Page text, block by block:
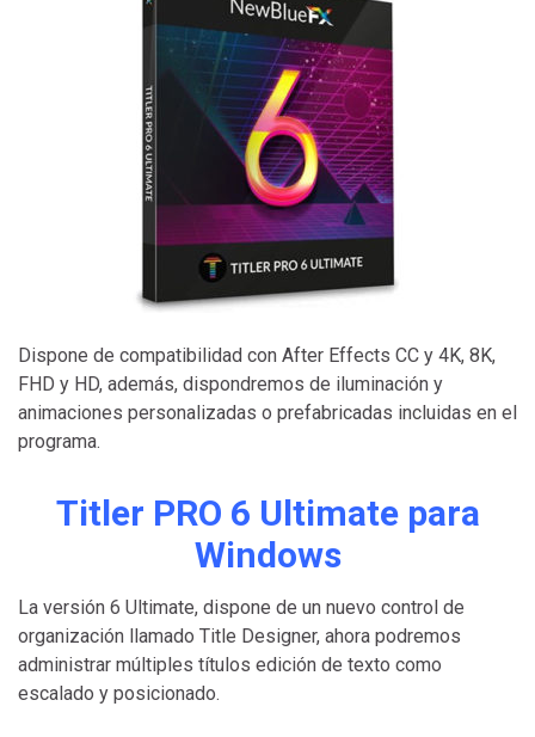
Dispone de compatibilidad con After Effects CC y 4K, 8K,
FHD y HD, además, dispondremos de iluminación y
animaciones personalizadas o prefabricadas incluidas en el
programa.
Titler PRO 6 Ultimate para
Windows
La versión 6 Ultimate, dispone de un nuevo control de
organización llamado Title Designer, ahora podremos
administrar múltiples títulos edición de texto como
escalado y posicionado.